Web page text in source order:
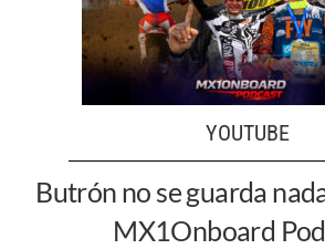
YOUTUBE
Butrón no se guarda
MX1Onboard